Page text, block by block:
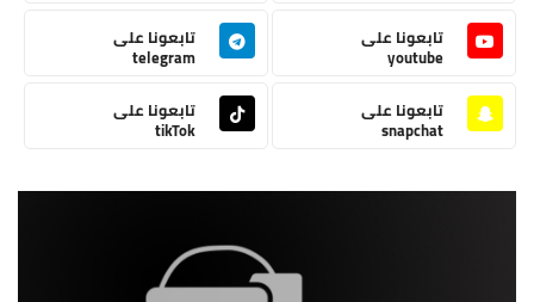
تابعونا على
youtube
تابعونا على
telegram
تابعونا على
snapchat
تابعونا على
tikTok